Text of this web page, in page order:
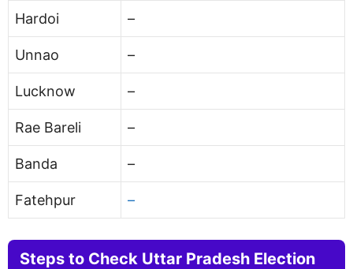
Hardoi –
Unnao –
Lucknow –
Rae Bareli –
Banda –
Fatehpur –
Steps to Check Uttar Pradesh Election